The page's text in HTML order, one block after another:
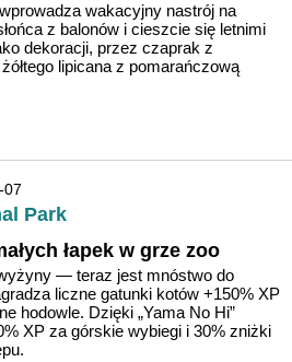
wakacyjny nastrój na
z balonów i cieszcie się letnimi
dekoracji, przez czaprak z
lipicana z pomarańczową
07
Park
łapek w grze zoo
— teraz jest mnóstwo do
liczne gatunki kotów +150% XP
hodowle. Dzięki „Yama No Hi”
XP za górskie wybiegi i 30% zniżki